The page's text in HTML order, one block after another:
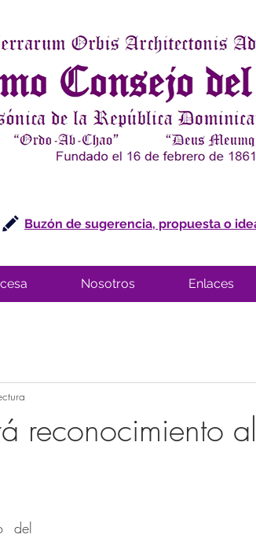
Buzón de sugerencia, propuesta o
Nosotros Enlaces
reconocimiento
del